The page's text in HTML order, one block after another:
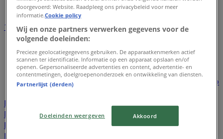
1 345
22
Lidl
Dirk Plus Aldi Kruidvat Nettorama
Action
Albert Heijn Vomar Hoogvliet
Dekamarkt
Wibra
Medipoint Scapino
Hubo
Poiesz
Decathlon Expert Etos
Markt
Zara Tanger Markt Primera
Makro
Kwantum
Praxis Naanhof
Ter Stal
Kik
doorgevoerd: Website. Raadpleeg ons privacybeleid voor meer
informatie.Cookie policy
Wij en onze partners verwerken gegevens voor de
volgende doeleinden:
Precieze geolocatiegegevens gebruiken. De apparaatkenmerken actief
scannen ter identificatie. Informatie op een apparaat opslaan en/of
openen. Gepersonaliseerde advertenties en content, advertentie- en
contentmetingen, doelgroepenonderzoek en ontwikkeling van diensten.
Partnerlijst (derden)
Doeleinden weergeven Akkoord